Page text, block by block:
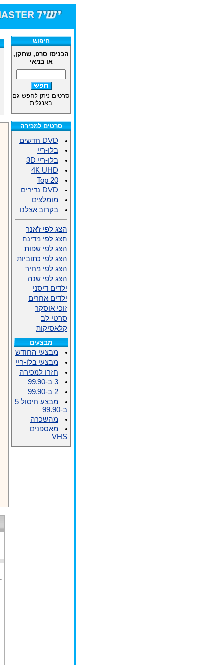
חיפוש
הכניסו סרט, שחקן,
או במאי
סרטים ניתן לחפש גם
באנגלית
סרטים למכירה
DVD חדשים
בלו-ריי
בלו-ריי 3D
4K UHD
Top 20
DVD נדירים
מומלצים
בקרוב אצלנו
הצג לפי ז'אנר
הצג לפי מדינה
הצג לפי שפות
הצג לפי כתוביות
הצג לפי מחיר
הצג לפי שנה
ילדים דיסני
ילדים אחרים
זוכי אוסקר
סרטי לב
קלאסיקות
מבצעים
מבצעי החודש
מבצעי בלו-ריי
חזרו למכירה
3 ב-99.90
2 ב-99.90
מבצע חיסול 5
ב-99.90
מהשכרה
מאספנים
VHS